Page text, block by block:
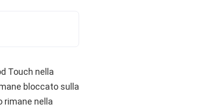
Touch nella
bloccato sulla
rimane nella